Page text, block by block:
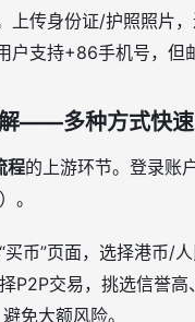
上传身份证/护照照片
户支持+86手机号，但
——多种方式快
程的上游环节。登录账
。
买币”页面，选择港币/
P2P交易，挑选信誉
免大额风险。